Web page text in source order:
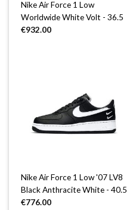
Nike Air Force 1 Low
Worldwide White Volt - 36.5
€932.00
Nike Air Force 1 Low '07 LV8
Black Anthracite White - 40.5
€776.00